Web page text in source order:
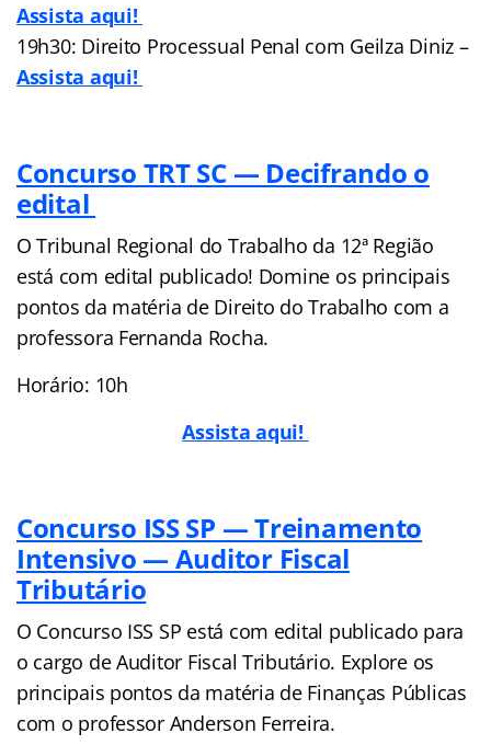
Assista aqui!
19h30: Direito Processual Penal com Geilza Diniz –
Assista aqui!
Concurso TRT SC — Decifrando o
edital
O Tribunal Regional do Trabalho da 12ª Região
está com edital publicado! Domine os principais
pontos da matéria de Direito do Trabalho com a
professora Fernanda Rocha.
Horário: 10h
Assista aqui!
Concurso ISS SP — Treinamento
Intensivo — Auditor Fiscal
Tributário
O Concurso ISS SP está com edital publicado para
o cargo de Auditor Fiscal Tributário. Explore os
principais pontos da matéria de Finanças Públicas
com o professor Anderson Ferreira.